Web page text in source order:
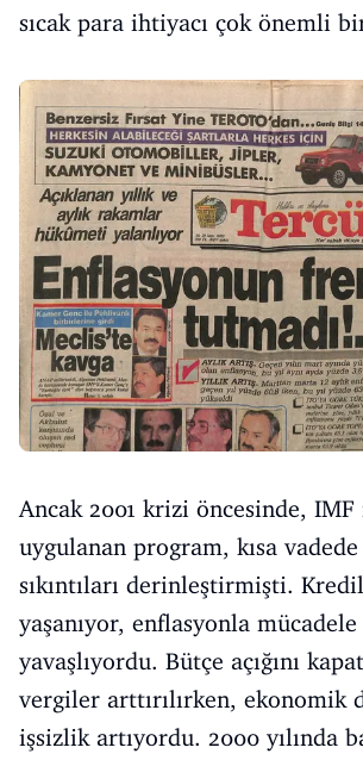
sıcak para ihtiyacı çok önemli
Ancak 2001 krizi öncesinde,
uygulanan program, kısa
sıkıntıları derinleştirmişti.
yaşanıyor, enflasyonla
yavaşlıyordu. Bütçe açığını
vergiler arttırılırken, ekonomik
işsizlik artıyordu. 2000 yılında